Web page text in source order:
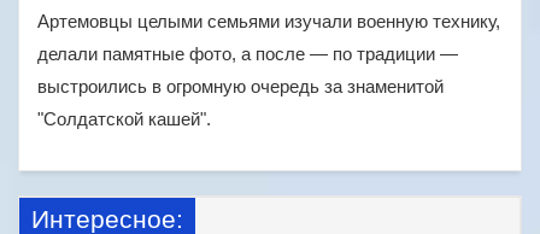
Артемовцы целыми семьями изучали военную технику,
делали памятные фото, а после — по традиции —
выстроились в огромную очередь за знаменитой
"Солдатской кашей".
Интересное: